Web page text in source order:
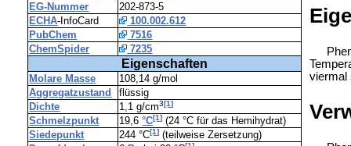
EG-Nummer
202-873-5
ECHA-InfoCard
100.002.612
PubChem
7516
ChemSpider
7235
Eigenschaften
Molare Masse
108,14 g/mol
Aggregatzustand
flüssig
Dichte
1,1 g/cm3[1]
Schmelzpunkt 19,6°C[1] (24 °C für das Hemihydrat)
Siedepunkt
244 °C[1] (teilweise Zersetzung)
viermal